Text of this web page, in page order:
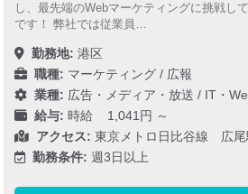
し、最先端のWebマーケティングに挑戦し
です！ 弊社では従業員…
勤務地: 港区
職種: マーケティング / 広報
業種: 広告・メディア・放送 / IT・
給与: 時給 1,041円 ～
アクセス: 東京メトロ日比谷線 広
勤務条件: 週3日以上